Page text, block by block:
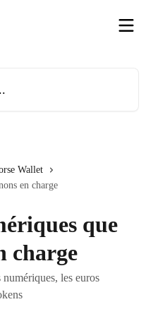
Wallet
en charge
que
charge
les euros